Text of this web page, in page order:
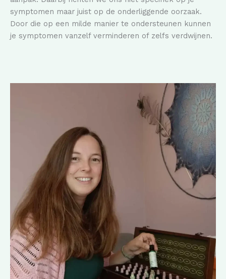
symptomen maar juist op de onderliggende oorzaak.
Door die op een milde manier te ondersteunen kunnen
je symptomen vanzelf verminderen of zelfs verdwijnen.